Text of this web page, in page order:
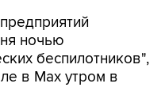
ночью
беспилотников",
в Max утром в